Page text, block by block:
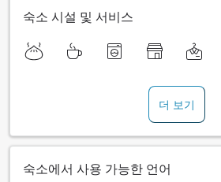
숙소 시설 및 서비스
더 보기
숙소에서 사용 가능한 언어